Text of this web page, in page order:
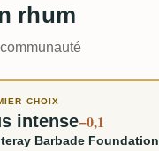
rhum
CHOIX
intense−0,1
Barbade Foundation